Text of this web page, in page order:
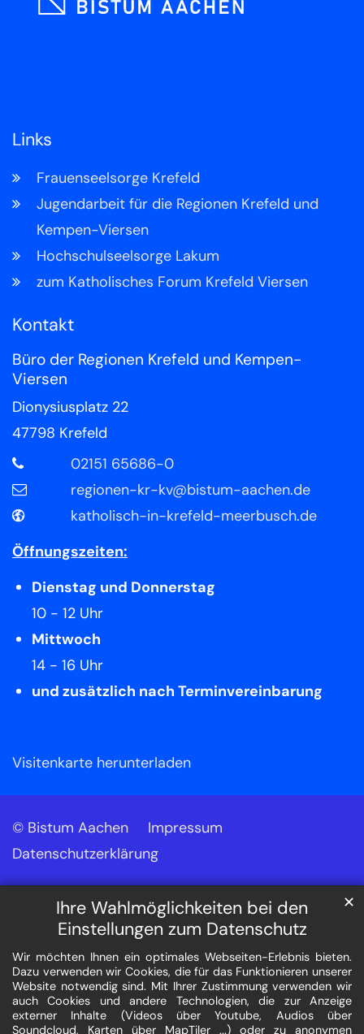
Ihre Wahlmöglichkeiten bei den
Einstellungen zum Datenschutz
Wir möchten Ihnen ein optimales Webseiten-Erlebnis bieten.
Dazu verwenden wir Cookies, die für das Funktionieren unserer
Website notwendig sind. Mit Ihrer Zustimmung verwenden wir
auch Cookies und andere Technologien, die zur Anzeige
externer Inhalte (Videos über Youtube, Audios über
Soundcloud, Karten über MapTiler ...) oder zu anonymen
✕
Links
Frauenseelsorge Krefeld
Jugendarbeit für die Regionen Krefeld und
Kempen-Viersen
Hochschulseelsorge Lakum
zum Katholisches Forum Krefeld Viersen
Kontakt
Büro der Regionen Krefeld und Kempen-
Viersen
Dionysiusplatz 22
47798 Krefeld
02151 65686-0
regionen-kr-kv@bistum-aachen.de
katholisch-in-krefeld-meerbusch.de
Öffnungszeiten:
Dienstag und Donnerstag
10 - 12 Uhr
Mittwoch
14 - 16 Uhr
und zusätzlich nach Terminvereinbarung
Visitenkarte herunterladen
© Bistum Aachen
Impressum
Datenschutzerklärung